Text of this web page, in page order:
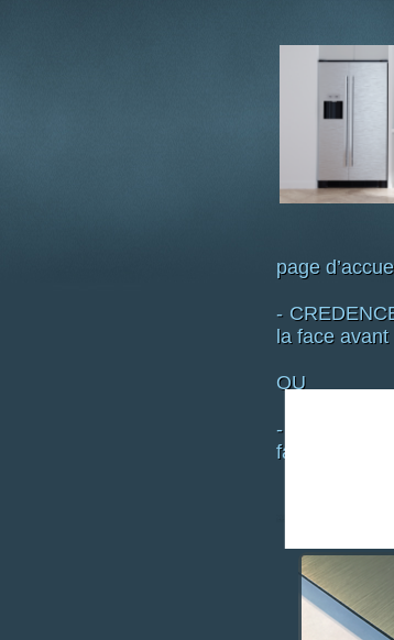
page
-
la face
OU
-
face arrière